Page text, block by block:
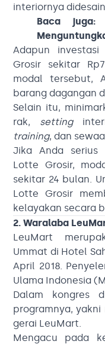
interiornya
Baca juga:
Adapun
Grosir sekitar
modal tersebut,
barang dagangan
Selain itu,
rak, setting
training, dan
Jika Anda serius
Lotte Grosir,
sekitar 24 bulan.
Lotte Grosir
kelayakan secara
2. Waralaba
LeuMart
Ummat di Hotel
April 2018.
Ulama Indonesia
Dalam kongres
programnya,
gerai LeuMart.
Mengacu pada